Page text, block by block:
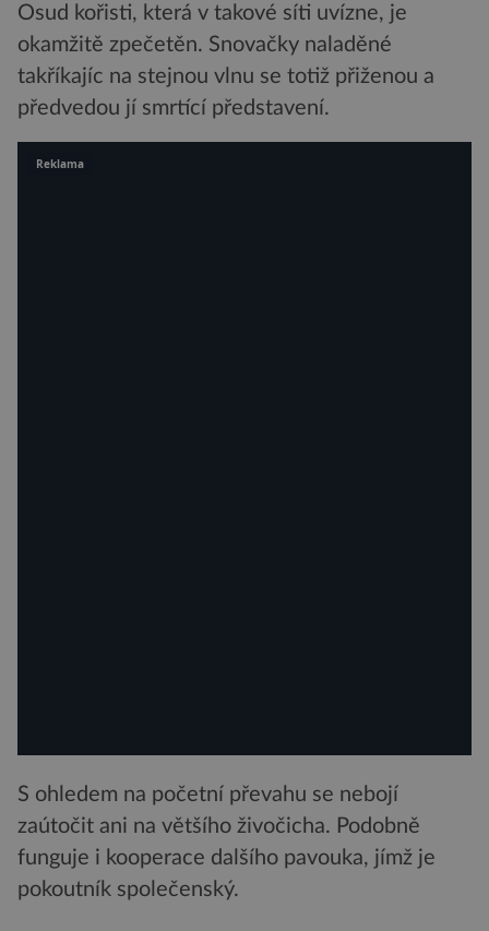
Osud kořisti, která v takové síti uvízne, je
okamžitě zpečetěn. Snovačky naladěné
takříkajíc na stejnou vlnu se totiž přiženou a
předvedou jí smrtící představení.
S ohledem na početní převahu se nebojí
zaútočit ani na většího živočicha. Podobně
funguje i kooperace dalšího pavouka, jímž je
pokoutník společenský.
Reklama